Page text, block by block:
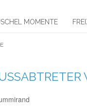
MOMENTE